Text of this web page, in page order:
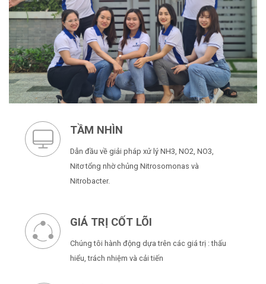
TẦM NHÌN
Dẫn đầu về giải pháp xử lý NH3, NO2, NO3,
Nitơ tổng nhờ chủng Nitrosomonas và
Nitrobacter.
GIÁ TRỊ CỐT LÕI
Chúng tôi hành động dựa trên các giá trị : thấu
hiểu, trách nhiệm và cải tiến